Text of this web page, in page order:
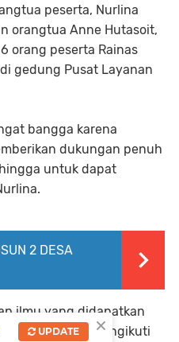
peserta, Nurlina
orangtua Anne Hutasoit,
orang peserta Rainas
gedung Pusat Layanan
bangga karena
dukungan penuh
untuk dapat
2 DESA
ilmu yang didapatkan
pada saat mengikuti
×
UPDATE